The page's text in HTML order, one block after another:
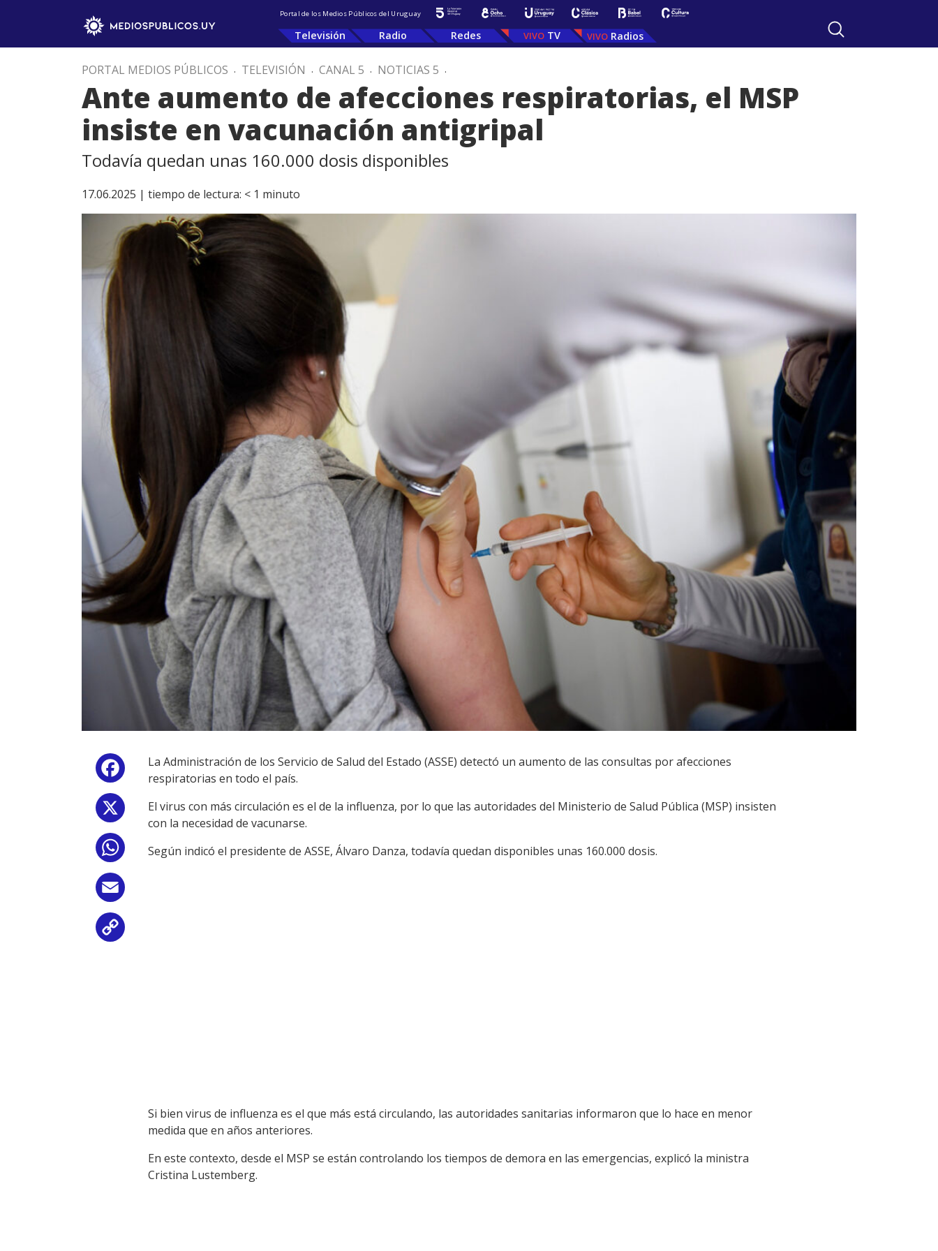
Portal de los Medios Públicos del Uruguay
Televisión Radio Redes TV Radios
PORTAL MEDIOS PÚBLICOS . TELEVISIÓN . CANAL 5 . NOTICIAS 5 .
Ante aumento de afecciones respiratorias, el MSP
insiste en vacunación antigripal
Todavía quedan unas 160.000 dosis disponibles
17.06.2025 | tiempo de lectura: < 1 minuto
Facebook
WhatsApp
La Administración de los Servicio de Salud del Estado (ASSE) detectó un aumento de las consultas por afecciones
respiratorias en todo el país.
El virus con más circulación es el de la influenza, por lo que las autoridades del Ministerio de Salud Pública (MSP) insisten
con la necesidad de vacunarse.
Según indicó el presidente de ASSE, Álvaro Danza, todavía quedan disponibles unas 160.000 dosis.
Si bien virus de influenza es el que más está circulando, las autoridades sanitarias informaron que lo hace en menor
medida que en años anteriores.
En este contexto, desde el MSP se están controlando los tiempos de demora en las emergencias, explicó la ministra
Cristina Lustemberg.